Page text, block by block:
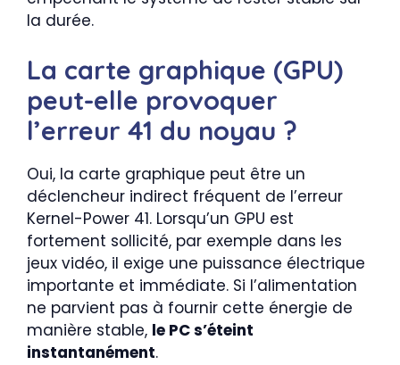
la durée.
La carte graphique (GPU)
peut-elle provoquer
l’erreur 41 du noyau ?
Oui, la carte graphique peut être un
déclencheur indirect fréquent de l’erreur
Kernel-Power 41. Lorsqu’un GPU est
fortement sollicité, par exemple dans les
jeux vidéo, il exige une puissance électrique
importante et immédiate. Si l’alimentation
ne parvient pas à fournir cette énergie de
manière stable, le PC s’éteint
instantanément.